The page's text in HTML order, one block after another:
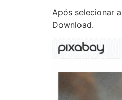
Após selecionar
Download.